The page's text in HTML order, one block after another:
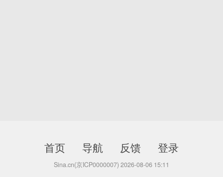
首页 导航 反馈 登录
Sina.cn(京ICP0000007) 2026-08-06 15:11